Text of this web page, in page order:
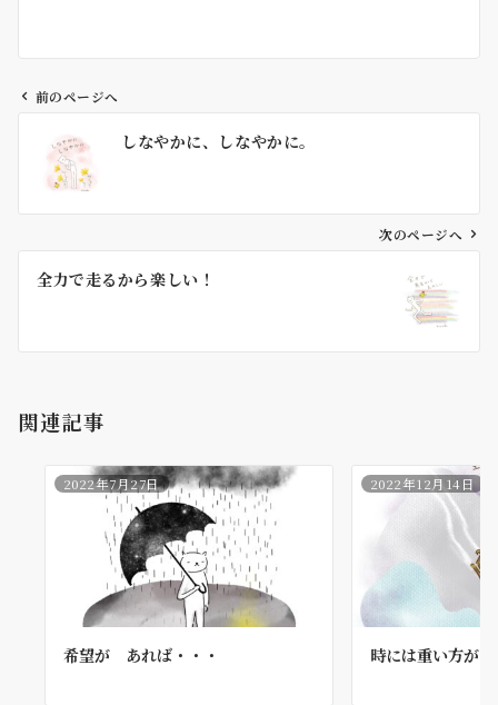
ビ
ン
前のページへ
しなやかに、しなやかに。
次のページへ
全力で走るから楽しい！
関連記事
2022年7月27日
希望が あれば・・・
2022年12月14日
時には重い方が